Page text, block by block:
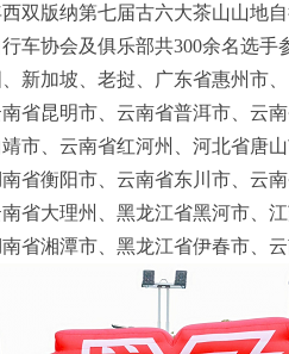
双版纳第七届古六大茶山山地
车协会及俱乐部共300余名选
新加坡、老挝、广东省惠州市
省昆明市、云南省普洱市、云
市、云南省红河州、河北省唐
省衡阳市、云南省东川市、云
省大理州、黑龙江省黑河市、
省湘潭市、黑龙江省伊春市、